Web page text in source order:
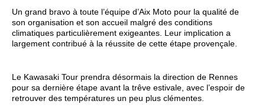
Un grand bravo à toute l’équipe d’Aix Moto pour la qualité de
son organisation et son accueil malgré des conditions
climatiques particulièrement exigeantes. Leur implication a
largement contribué à la réussite de cette étape provençale.
Le Kawasaki Tour prendra désormais la direction de Rennes
pour sa dernière étape avant la trêve estivale, avec l’espoir de
retrouver des températures un peu plus clémentes.